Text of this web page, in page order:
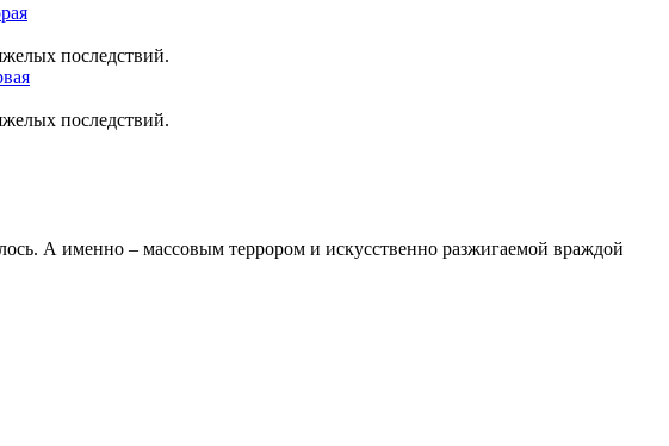
последствий.
последствий.
А именно – массовым террором и искусственно разжигаемой враждой